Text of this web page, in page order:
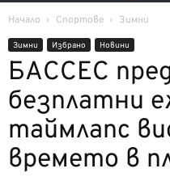
Начало Спортове Зимни
Зимни Избрано Новини
БАССЕС
безплатни
таймлапс
времето в